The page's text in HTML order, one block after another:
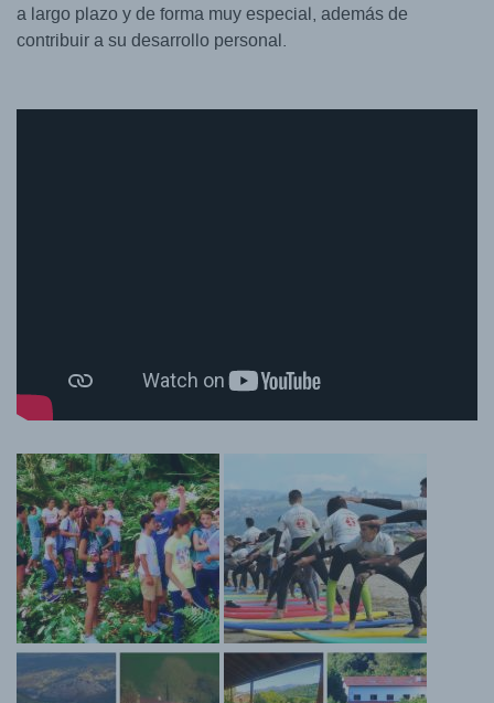
a largo plazo y de forma muy especial, además de
contribuir a su desarrollo personal.